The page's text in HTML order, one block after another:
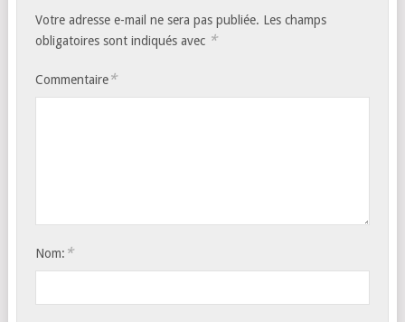
Votre adresse e-mail ne sera pas publiée. Les champs
obligatoires sont indiqués avec *
Commentaire*
Nom: *